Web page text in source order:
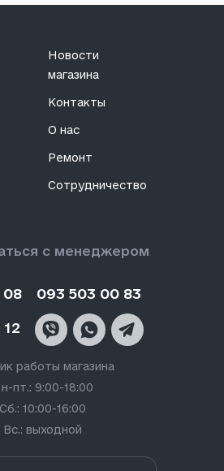
с менеджером
08 093 503 00 83
работы магазина
пт.: 9:00-18:00
Сб.: 10:00-16:00
Вс.: выходной
Новости
магазина
Контакты
О нас
Ремонт
Сотрудничество